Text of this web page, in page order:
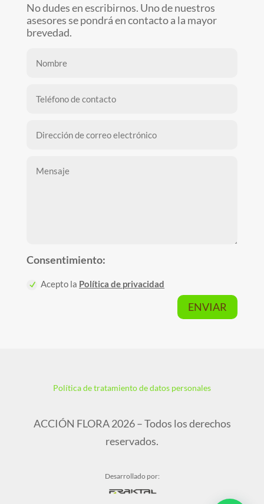
No dudes en escribirnos. Uno de nuestros
asesores se pondrá en contacto a la mayor
brevedad.
Consentimiento:
Acepto la Política de privacidad
ENVIAR
Política de tratamiento de datos personales
ACCIÓN FLORA 2026 – Todos los derechos
reservados.
Desarrollado por: